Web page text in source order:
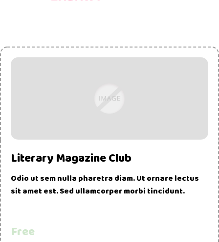
Literary Magazine Club
Odio ut sem nulla pharetra diam. Ut ornare lectus
sit amet est. Sed ullamcorper morbi tincidunt.
Free